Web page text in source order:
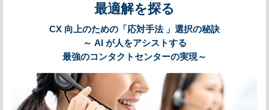
最適解を探る
CX 向上のための「応対手法 」選択の秘訣
～ AI が人をアシストする
最強のコンタクトセンターの実現～